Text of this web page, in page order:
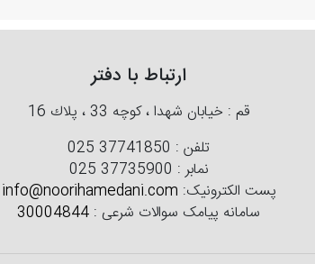
ارتباط با دفتر
قم : خیابان شهدا ، كوچه 33 ، پلاك 16
تلفن : 025 37741850
نمابر : 025 37735900
پست الکترونیک: info@noorihamedani.com
سامانه پیامک سوالات شرعی : 30004844